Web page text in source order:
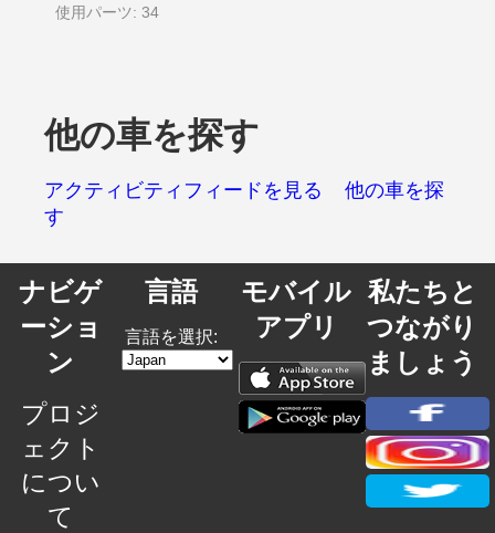
使用パーツ: 34
他の車を探す
アクティビティフィードを見る
他の車を探
す
ナビゲ
ーショ
ン
プロジ
ェクト
につい
て
言語
言語を選択:
モバイル
アプリ
私たちと
つながり
ましょう